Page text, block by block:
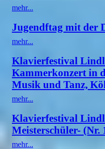
mehr...
Jugendftag mit
mehr...
Klavierfestival
Kammerkonzert in
Musik und Tanz,
mehr...
Klavierfestival
Meisterschüler-
mehr...